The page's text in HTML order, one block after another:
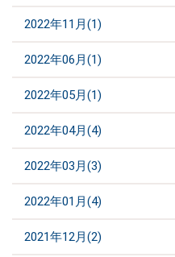
2022年11月(1)
2022年06月(1)
2022年05月(1)
2022年04月(4)
2022年03月(3)
2022年01月(4)
2021年12月(2)